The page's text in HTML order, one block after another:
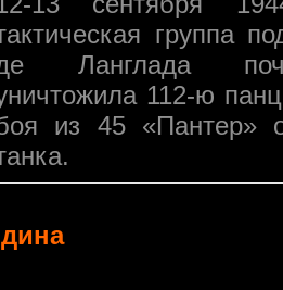
группа
Ланглада
112-ю
из 45 «Пантер»